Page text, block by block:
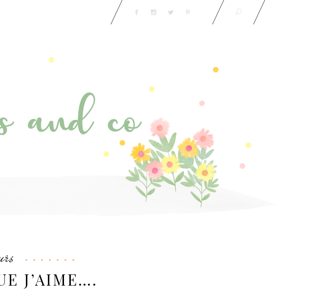
J’AIME….